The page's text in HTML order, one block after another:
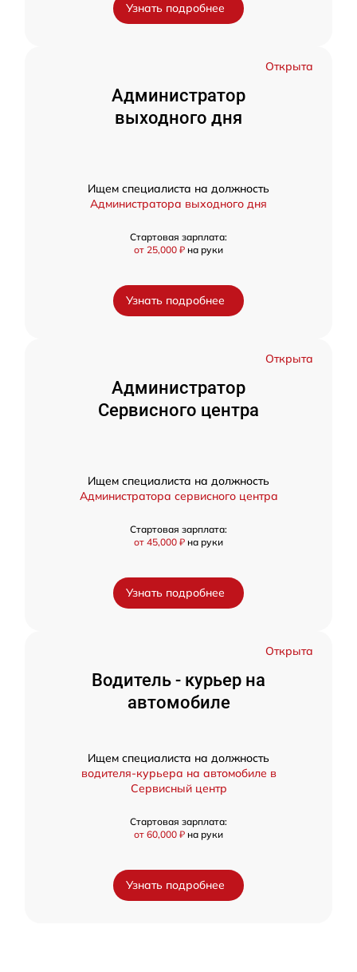
Узнать подробнее
Открыта
Администратор
выходного дня
Ищем специалиста на должность
Администратора выходного дня
Стартовая зарплата:
от 25,000 ₽ на руки
Узнать подробнее
Открыта
Администратор
Сервисного центра
Ищем специалиста на должность
Администратора сервисного центра
Стартовая зарплата:
от 45,000 ₽ на руки
Узнать подробнее
Открыта
Водитель - курьер на
автомобиле
Ищем специалиста на должность
водителя-курьера на автомобиле в
Сервисный центр
Стартовая зарплата:
от 60,000 ₽ на руки
Узнать подробнее